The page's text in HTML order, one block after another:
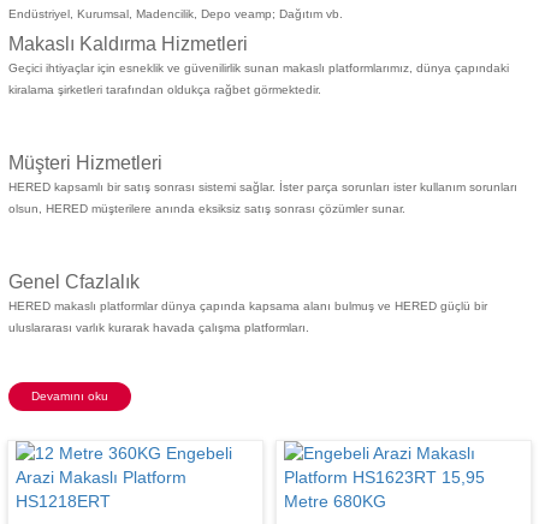
Endüstriyel, Kurumsal, Madencilik Depo veamp; Dağıtım vb.
Makaslı Kaldırma Hizmetleri
Geçici ihtiyaçlar için esneklik ve güvenilirlik sunan makaslı platformlarımız, dünya çapındaki
kiralama şirketleri tarafından oldukça rağbet görmektedir.
Müşteri Hizmetleri
HERED kapsamlı bir satış sonrası sistemi sağlar. İster parça sorunları ister kullanım sorunları
olsun, HERED müşterilere anında eksiksiz satış sonrası çözümler sunar.
Genel Cfazlalık
HERED makaslı platformlar dünya çapında kapsama alanı bulmuş ve HERED güçlü bir
uluslararası varlık kurarak havada çalışma platformları
Devamını oku